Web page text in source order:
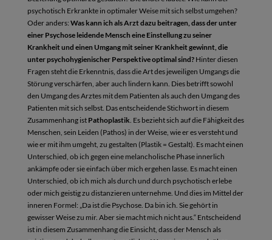
psychotisch Erkrankte in optimaler Weise mit sich selbst umgehen?
Oder anders: Was kann ich als Arzt dazu beitragen, dass der unter
einer Psychose leidende Mensch eine Einstellung zu seiner
Krankheit und einen Umgang mit seiner Krankheit gewinnt, die
unter psychohygienischer Perspektive optimal sind?Hinter diesen
Fragen steht die Erkenntnis, dass die Art des jeweiligen Umgangs die
Störung verschärfen, aber auch lindern kann. Dies betrifft sowohl
den Umgang des Arztes mit dem Patienten als auch den Umgang des
Patienten mit sich selbst. Das entscheidende Stichwort in diesem
Zusammenhang ist Pathoplastik. Es bezieht sich auf die Fähigkeit des
Menschen, sein Leiden (Pathos) in der Weise, wie er es versteht und
wie er mit ihm umgeht, zu gestalten (Plastik = Gestalt). Es macht einen
Unterschied, ob ich gegen eine melancholische Phase innerlich
ankämpfe oder sie einfach über mich ergehen lasse. Es macht einen
Unterschied, ob ich mich als durch und durch psychotisch erlebe
oder mich geistig zu distanzieren unternehme. Und dies im Mittel der
inneren Formel: „Da ist die Psychose. Da bin ich. Sie gehört in
gewisser Weise zu mir. Aber sie macht mich nicht aus.“ Entscheidend
ist in diesem Zusammenhang die Einsicht, dass der Mensch als